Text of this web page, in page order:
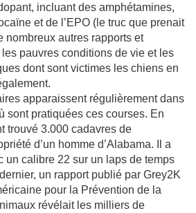
incluant des amphétamines,
et de l’EPO (le truc que prenait
nombreux autres rapports et
pauvres conditions de vie et les
dont sont victimes les chiens en
apparaissent régulièrement dans
sont pratiquées ces courses. En
trouvé 3.000 cadavres de
d’un homme d’Alabama. Il a
un calibre 22 sur un laps de temps
un rapport publié par Grey2K
pour la Prévention de la
révélait les milliers de